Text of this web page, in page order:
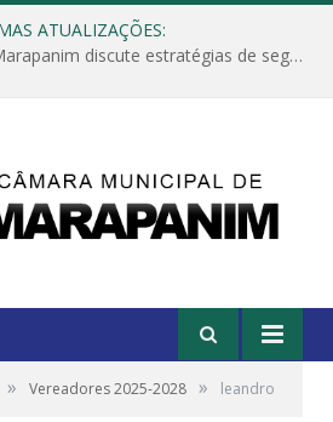
ATUALIZAÇÕES:
Câmara Municipal de Marapanim discute estratégias de segurança com autoridades e poder executivo
» Vereadores 2025-2028 » leandro